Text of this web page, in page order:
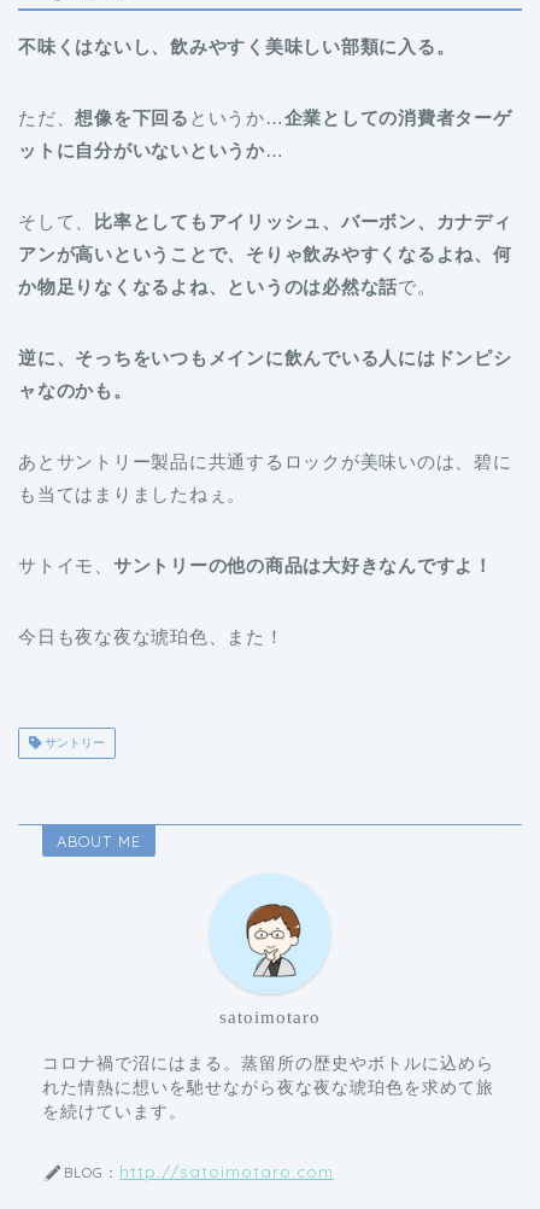
不味くはないし、飲みやすく美味しい部類に入る。
ただ、想像を下回る というか…企業としての消費者ターゲ
ットに自分がいないというか…
そして、
比率としてもアイリッシュ、バーボン、カナディ
アンが高いということで、そりゃ飲みやすくなるよね、何
か物足りなくなるよね、というのは必然な話で。
逆に、そっちをいつもメインに飲んでいる人にはドンピシ
ャなのかも。
あとサントリー製品に共通するロックが美味いのは、碧に
も当てはまりましたねぇ。
サトイモ、 サントリーの他の商品は大好きなんですよ！
今日も夜な夜な琥珀色、また！
サントリー
ABOUT ME
satoimotaro
コロナ禍で沼にはまる。蒸留所の歴史やボトルに込めら
れた情熱に想いを馳せながら夜な夜な琥珀色を求めて旅
を続けています。
BLOG： http://satoimotaro.com